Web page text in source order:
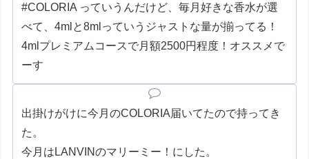
#COLORIA っていうんだけど、毎月好きな香水が選
べて、4mlと8mlっていうジャストな量が揃ってる！
4mlプレミアムコースで月額2500円程度！オススメで
ーす
出掛けがけに今月のCOLORIA届いてたので持ってき
た。
今月はLANVINのマリーミー！にした。